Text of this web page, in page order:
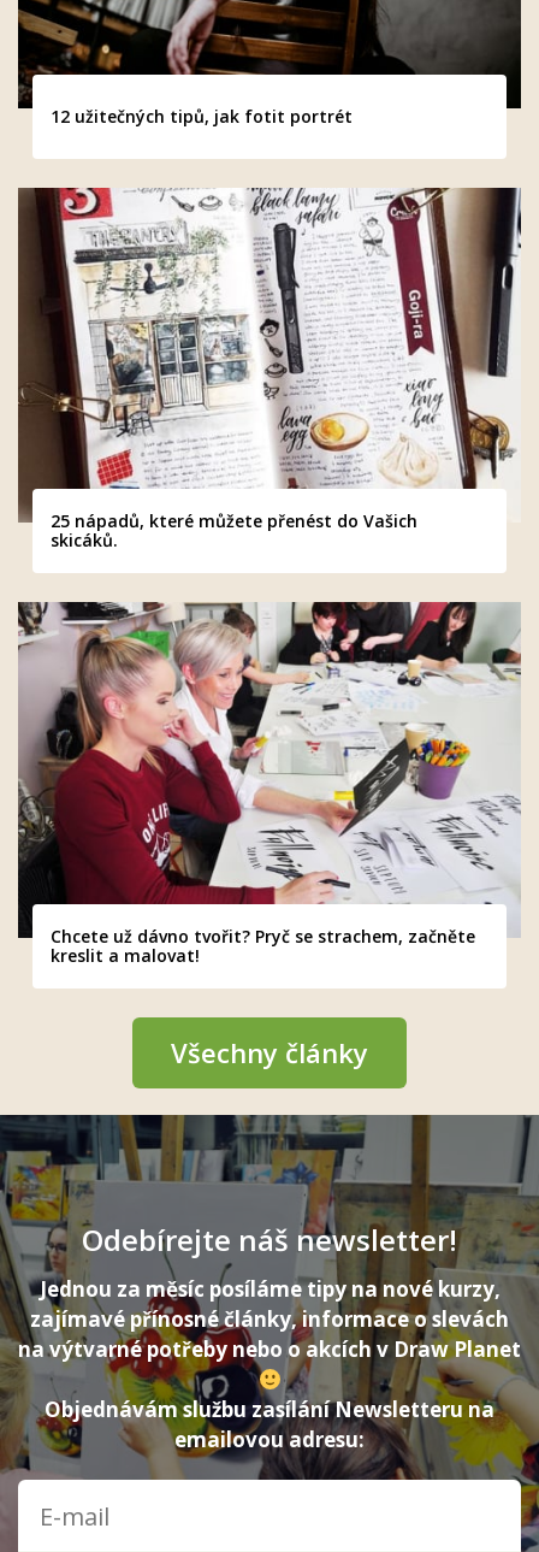
12 užitečných tipů, jak fotit portrét
25 nápadů, které můžete přenést do Vašich
skicáků.
Chcete už dávno tvořit? Pryč se strachem, začněte
kreslit a malovat!
Všechny články
Odebírejte náš newsletter!
Jednou za měsíc posíláme tipy na nové kurzy,
zajímavé přínosné články, informace o slevách
na výtvarné potřeby nebo o akcích v Draw Planet
Objednávám službu zasílání Newsletteru na
emailovou adresu: